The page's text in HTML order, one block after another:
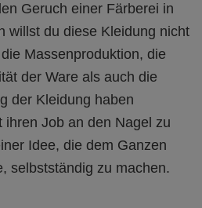
Geruch einer Färberei in
willst du diese Kleidung nicht
Massenproduktion, die
der Ware als auch die
der Kleidung haben
ihren Job an den Nagel zu
Idee, die dem Ganzen
selbstständig zu machen.